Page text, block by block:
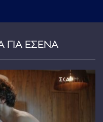
ΕΣΕΝΑ